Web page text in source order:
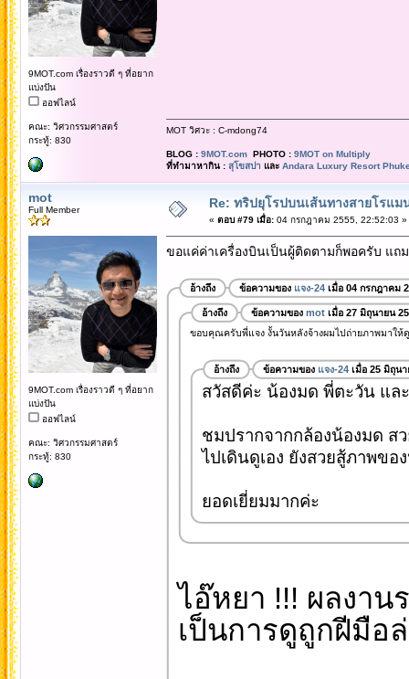
9MOT.com เรื่องราวดี ๆ ที่อยาก
แบ่งปัน
ออฟไลน์
คณะ: วิศวกรรมศาสตร์
กระทู้: 830
MOT วิศวะ : C-mdong74
BLOG : 9MOT.comPHOTO : 9MOT on Multiply
ที่ทำมาหากิน : สุโขสปา และ Andara Luxury Resort
mot
Full Member
9MOT.com เรื่องราวดี ๆ ที่อยาก
แบ่งปัน
ออฟไลน์
คณะ: วิศวกรรมศาสตร์
กระทู้: 830
Re: ทริปยุโรปบนเส้นทางสายโรแม
« ตอบ #79 เมื่อ:04 กรกฎาคม 2555, 22:52:03 »
ขอแค่ค่าเครื่องบินเป็นผู้ติดตามก็พอครับ แถ
อ้างถึง ข้อความของ แจง-24เมื่อ 04 กรกฎาคม
อ้างถึง ข้อความของ motเมื่อ 27 มิถุนายน
ขอบคุณครับพี่แจง งั้นวันหลังจ้างผมไปถ่ายภาพมาให้
อ้างถึง ข้อความของ แจง-24เมื่อ 25 มิถุนา
สวัสดีค่ะ น้องมด พี่ตะวัน แล
ชมปรากจากกล้องน้องมด ส
ไปเดินดูเอง ยังสวยสู้ภาพขอ
ยอดเยี่ยมมากค่ะ
ไอ๊หยา !!! ผลงาน
เป็นการดูถูกฝีมือ